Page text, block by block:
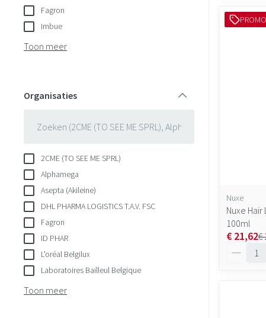
Fagron
Imbue
Toon meer
Organisaties
2CME (TO SEE ME SPRL)
Alphamega
Asepta (Akileine)
DHL PHARMA LOGISTICS T.A.V. FSC
Fagron
ID PHAR
L'oréal Belgilux
Laboratoires Bailleul Belgique
Toon meer
PROMO
Nuxe
Nuxe
100ml
€
€ 21,62